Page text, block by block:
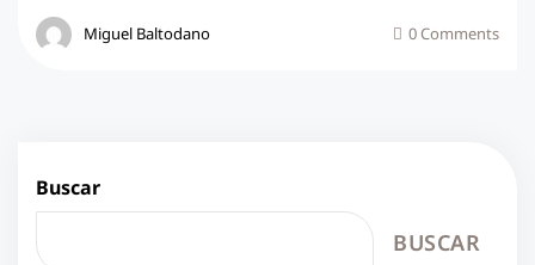
Miguel Baltodano 0 Comments
Buscar
BUSCAR